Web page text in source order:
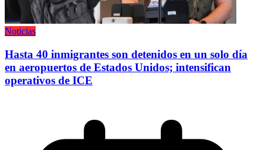
Noticias
Hasta 40 inmigrantes son detenidos en un solo día
en aeropuertos de Estados Unidos; intensifican
operativos de ICE